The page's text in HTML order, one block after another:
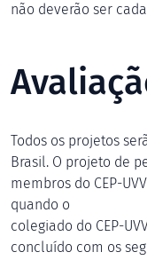
não deverão ser
Todos os projetos
Brasil. O projeto de
membros do CEP-
quando o
colegiado do CEP-
concluído com os